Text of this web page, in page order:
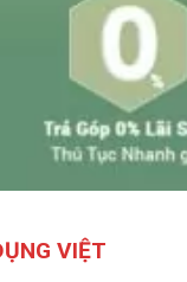
VIỆT